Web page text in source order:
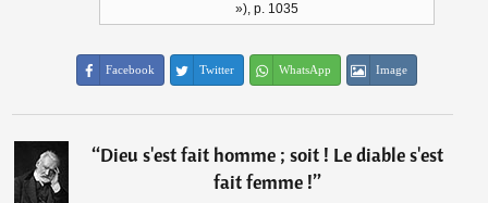
»), p. 1035
Facebook Twitter WhatsApp Image
“Dieu s'est fait homme ; soit ! Le diable s'est
fait femme !”